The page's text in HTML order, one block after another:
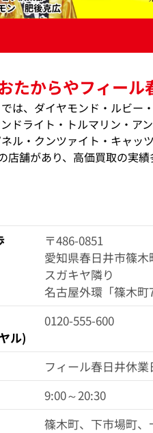
たからやフィー
では、ダイヤモンド・ルビ
ドライト・トルマリン・ア
ル・クンツァイト・キャッ
店舗があり、高価買取の実
〒486-0851
愛知県春日井市篠木
スガキヤ隣り
名古屋外環「篠木町
ル)
0120-555-600
フィール春日井休
9:00～20:30
篠木町、下市場町